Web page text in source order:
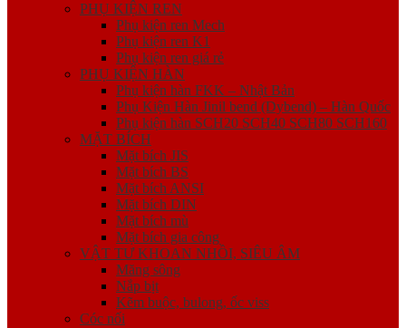
PHỤ KIỆN REN
Phụ kiện ren Mech
Phụ kiện ren K1
Phụ kiện ren giá rẻ
PHỤ KIỆN HÀN
Phụ kiện hàn FKK – Nhật Bản
Phụ Kiện Hàn Jinil bend (Dybend) – Hàn Quốc
Phụ kiện hàn SCH20 SCH40 SCH80 SCH160
MẶT BÍCH
Mặt bích JIS
Mặt bích BS
Mặt bích ANSI
Mặt bích DIN
Mặt bích mù
Mặt bích gia công
VẬT TƯ KHOAN NHỒI, SIÊU ÂM
Măng sông
Nắp bịt
Kẽm buộc, bulong, ốc viss
Cóc nối